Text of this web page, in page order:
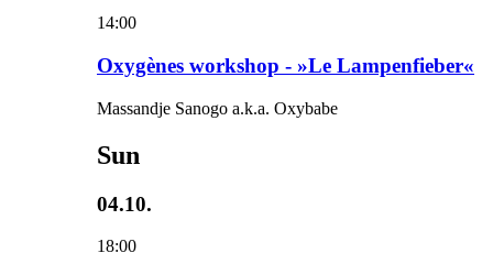
14:00
Oxygènes workshop - »Le Lampenfieber«
Massandje Sanogo a.k.a. Oxybabe
Sun
04.10.
18:00